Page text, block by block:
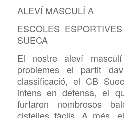
ALEVÍ MASCULÍ A
ESCOLES
SUECA
El nostre aleví
problemes el partit
classificació, el CB
intens en defensa, el
furtaren nombrosos
cistelles fàcils. A més,